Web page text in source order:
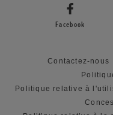
Facebook
Contactez-nous
Politique relative à